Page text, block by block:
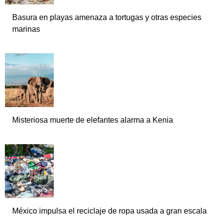
Basura en playas amenaza a tortugas y otras especies
marinas
Misteriosa muerte de elefantes alarma a Kenia
México impulsa el reciclaje de ropa usada a gran escala